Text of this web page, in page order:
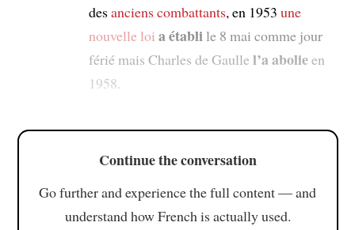
desanciens combattants, en 1953 une
nouvelle loi a établile 8 mai comme jour
férié mais Charles de Gaulle l’a abolieen
1958.
Continue the conversation
Go further and experience the full content — and
understand how French is actually used.